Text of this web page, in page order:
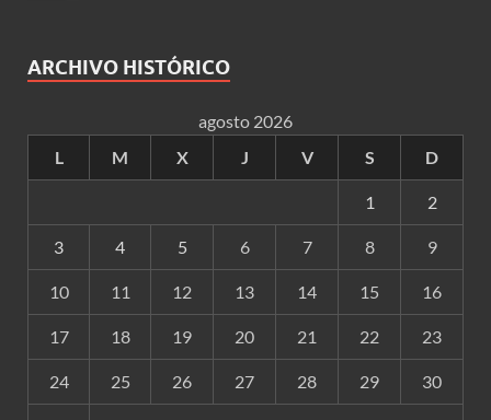
ARCHIVO HISTÓRICO
agosto 2026
L
M X J V S D
1 2
3 4 5 6 7 8 9
10 11 12 13 14 15 16
17 18 19 20 21 22 23
24 25 26 27 28 29 30